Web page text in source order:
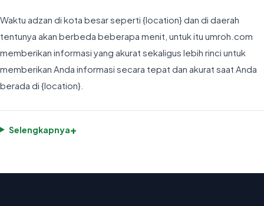
Waktu adzan di kota besar seperti {location} dan di daerah
tentunya akan berbeda beberapa menit, untuk itu umroh.com
memberikan informasi yang akurat sekaligus lebih rinci untuk
memberikan Anda informasi secara tepat dan akurat saat Anda
berada di {location}.
Selengkapnya+